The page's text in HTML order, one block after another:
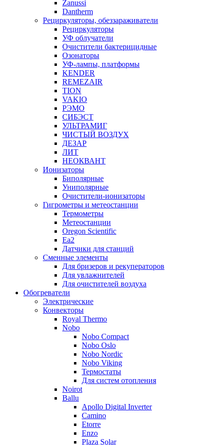
Zanussi
Dantherm
Рециркуляторы, обеззараживатели
Рециркуляторы
УФ облучатели
Очистители бактерицидные
Озонаторы
УФ-лампы, платформы
KENDER
REMEZAIR
TION
VAKIO
РЭМО
СИБЭСТ
УЛЬТРАМИГ
ЧИСТЫЙ ВОЗДУХ
ДЕЗАР
ЛИТ
НЕОКВАНТ
Ионизаторы
Биполярные
Униполярные
Очистители-ионизаторы
Гигрометры и метеостанции
Термометры
Метеостанции
Oregon Scientific
Ea2
Датчики для станций
Сменные элементы
Для бризеров и рекуператоров
Для увлажнителей
Для очистителей воздуха
Обогреватели
Электрические
Конвекторы
Royal Thermo
Nobo
Nobo Compact
Nobo Oslo
Nobo Nordic
Nobo Viking
Термостаты
Для систем отопления
Noirot
Ballu
Apollo Digital Inverter
Camino
Etorre
Enzo
Plaza Solar